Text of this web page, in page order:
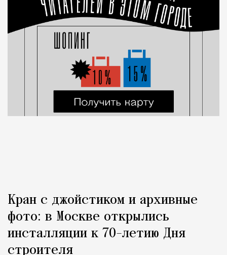
Кран с джойстиком и архивные
фото: в Москве открылись
инсталляции к 70-летию Дня
строителя